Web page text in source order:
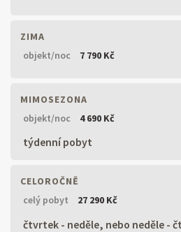
ZIMA
objekt/noc
7 790 Kč
MIMOSEZONA
objekt/noc
4 690 Kč
týdenní pobyt
CELOROČNĚ
celý pobyt
27 290 Kč
čtvrtek - neděle, nebo neděle -